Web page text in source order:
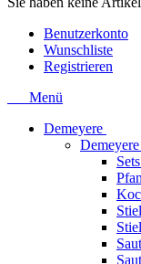
Benutzerkonto
Wunschliste
Registrieren
Menü
Demeyere